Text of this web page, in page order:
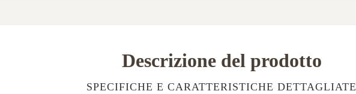
Descrizione del prodotto
SPECIFICHE E CARATTERISTICHE DETTAGLIATE